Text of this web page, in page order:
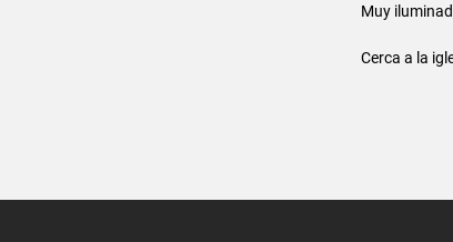
Muy
Cerca a la